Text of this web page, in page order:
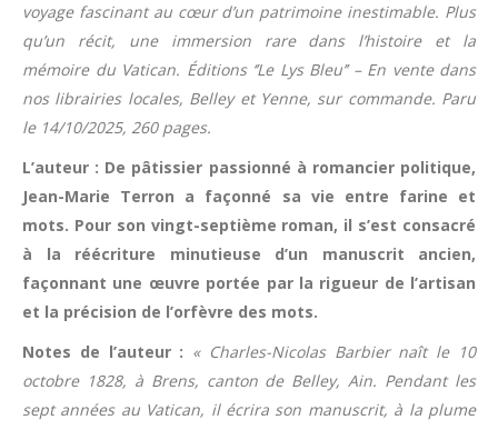
voyage fascinant au cœur d’un patrimoine inestimable. Plus
qu’un récit, une immersion rare dans l’histoire et la
mémoire du Vatican. Éditions ‘’Le Lys Bleu’’ – En vente dans
nos librairies locales, Belley et Yenne, sur commande. Paru
le 14/10/2025, 260 pages.
L’auteur : De pâtissier passionné à romancier politique,
Jean-Marie Terron a façonné sa vie entre farine et
mots. Pour son vingt-septième roman, il s’est consacré
à la réécriture minutieuse d’un manuscrit ancien,
façonnant une œuvre portée par la rigueur de l’artisan
et la précision de l’orfèvre des mots.
Notes de l’auteur : « Charles-Nicolas Barbier naît le 10
octobre 1828, à Brens, canton de Belley, Ain. Pendant les
sept années au Vatican, il écrira son manuscrit, à la plume